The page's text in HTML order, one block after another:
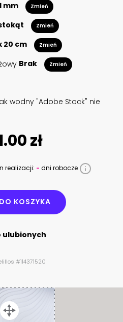
mm Zmień
Zmień
20 cm Zmień
Brak Zmień
wodny "Adobe Stock" nie
zł
realizacji: - dni robocze
KOSZYKA
ulubionych
#114371520